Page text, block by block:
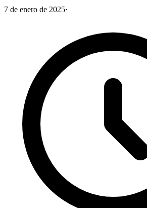
7 de enero de 2025·